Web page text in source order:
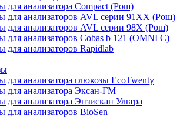
для анализатора Compact (Рош)
для анализаторов AVL серии 91ХХ (Рош)
для анализаторов AVL серии 98Х (Рош)
для анализаторов Cobas b 121 (OMNI C)
для анализаторов Rapidlab
для анализатора глюкозы EcoTwenty
для анализатора Эксан-ГМ
для анализатора Энзискан Ультра
для анализаторов BioSen